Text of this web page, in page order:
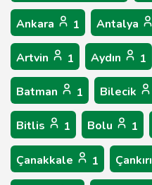
Ankara 1 Antalya
Artvin 1 Aydın 1
Batman 1 Bilecik
Bitlis 1 Bolu 1
Çanakkale 1 Çankırı